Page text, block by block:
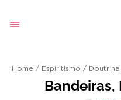
Home / Espiritismo /
Bandeiras,